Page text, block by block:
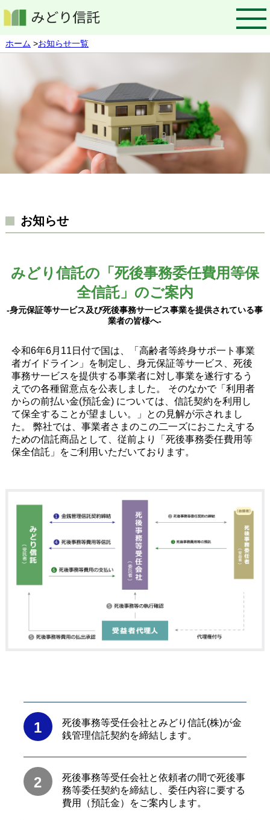
ホーム >お知らせ一覧
お知らせ
みどり信託の「死後事務委任費用等保
全信託」のご案内
-身元保証等サ一ビス及び死後事務サ一ビス事業を提供されている事
業者の皆様へ-
令和6年6月11日付で国は、「高齢者等終身サポ一ト事業
者ガイドライン」を制定し、身元保証等サ一ビス、死後
事務サ一ビスを提供する事業者に対し事業を遂行するう
えでの各種留意点を公表しました。 そのなかで「利用者
からの前払い金(預託金) については、信託契約を利用し
て保全することが望ましい。」との見解が示されまし
た。 弊社では、事業者さまのこの二一ズにおこたえする
ための信託商品として、従前より「死後事務委任費用等
保全信託」をご利用いただいております。
1
死後事務等受任会社とみどり信託(株)が金
銭管理信託契約を締結します。
2
死後事務等受任会社と依頼者の間で死後事
務等委任契約を締結し、委任内容に要する
費用（預託金）をご案内します。